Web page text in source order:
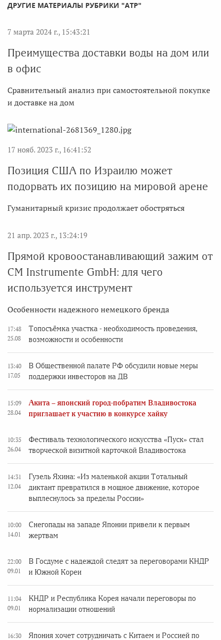
ДРУГИЕ МАТЕРИАЛЫ РУБРИКИ "АТР"
7 марта 2024 г., 15:43:21
Преимущества доставки воды на дом или
в офис
Сравнительный анализ при самостоятельной покупке
и доставке на дом
17 нояб. 2023 г., 16:41:52
Позиция США по Израилю может
подорвать их позицию на мировой арене
Гуманитарный кризис продолжает обостряться
21 апр. 2023 г., 13:24:19
Прямой кровоостанавливающий зажим от
CM Instrumente GmbH: для чего
используется инструмент
Особенности надежного немецкого бренда
17:48
25.08
Топосъёмка участка - необходимость проведения,
возможности и особенности
13:40
17.05
В Общественной палате РФ обсудили новые меры
поддержки инвесторов на ДВ
15:09
28.04
Акита – японский город-побратим Владивостока
приглашает к участию в конкурсе хайку
10:35
26.04
Фестиваль технологического искусства «Пуск» стал
творческой визитной карточкой Владивостока
14:31
12.04
Гузель Яхина: «Из маленькой акции Тотальный
диктант превратился в мощное движение, которое
выплеснулось за пределы России»
10:00
14.01
Снегопады на западе Японии привели к первым
жертвам
22:00
09.01
В Госдуме с надеждой следят за переговорами КНДР
и Южной Кореи
11:04
09.01
КНДР и Республика Корея начали переговоры по
нормализации отношений
16:30
Япония хочет сотрудничать с Китаем и Россией по